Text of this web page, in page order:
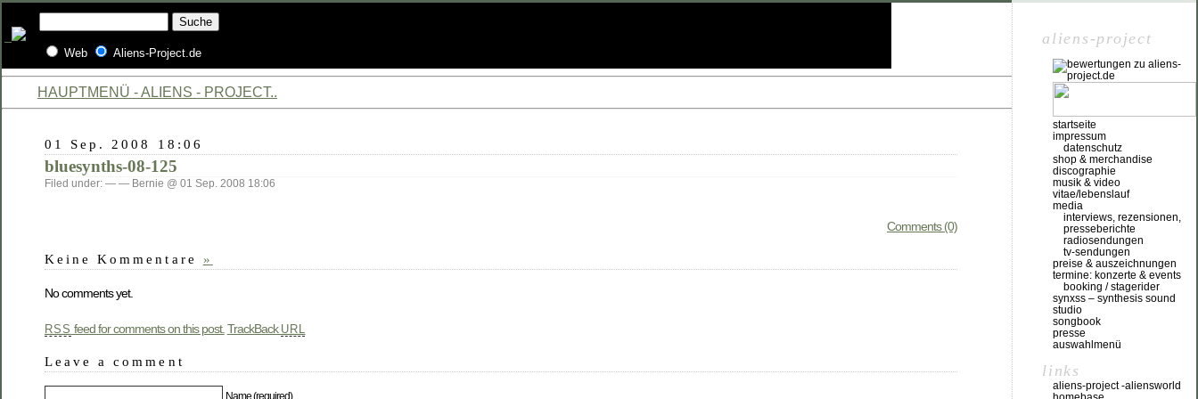
Web Aliens-Project.de
HAUPTMENÜ - ALIENS - PROJECT..
01 Sep. 2008 18:06
bluesynths-08-125
Filed under: — — Bernie @ 01 Sep. 2008 18:06
Comments (0)
Keine Kommentare »
No comments yet.
RSS feed for comments on this post. TrackBack URL
Leave a comment
Name (required)
aliens-project
startseite
impressum
datenschutz
shop & merchandise
discographie
musik & video
vitae/lebenslauf
media
interviews, rezensionen,
presseberichte
radiosendungen
tv-sendungen
preise & auszeichnungen
termine: konzerte & events
booking / stagerider
synxss – synthesis sound
studio
songbook
presse
auswahlmenü
links
aliens-project -aliensworld